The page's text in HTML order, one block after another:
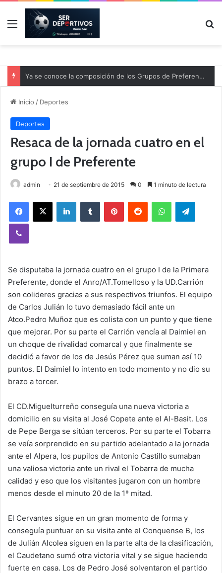
Menú
Ya se conoce la composición de los Grupos de Preferente y el calendario
Inicio / Deportes
Deportes
Resaca de la jornada cuatro en el
grupo I de Preferente
admin 21 de septiembre de 2015 0 1 minuto de lectura
Se disputaba la jornada cuatro en el grupo I de la Primera
Preferente, donde el Anro/AT.Tomelloso y la UD.Carrión
son colideres gracias a sus respectivos triunfos. El equipo
de Carlos Julián lo tuvo demasiado fácil ante un
Atco.Pedro Muñoz que es colista con un punto y que tiene
que mejorar. Por su parte el Carrión vencía al Daimiel en
un choque de rivalidad comarcal y que finalmente se
decidió a favor de los de Jesús Pérez que suman así 10
puntos. El Daimiel lo intento en todo momento y no dio su
brazo a torcer.
El CD.Miguelturreño conseguía una nueva victoria a
domicilio en su visita al José Copete ante el Al-Basit. Los
de Pepe Berga se sitúan terceros. Por su parte el Tobarra
se veía sorprendido en su partido adelantado a la jornada
ante el Alpera, los pupilos de Antonio Castillo sumaban
una valiosa victoria ante un rival el Tobarra de mucha
calidad y eso que los visitantes jugaron con un hombre
menos desde el minuto 20 de la 1º mitad.
El Cervantes sigue en un gran momento de forma y
conseguía puntuar en su visita ante el Conquense B, los
de Julián Alcolea siguen en la parte alta de la clasificación,
el Caudetano sumó otra victoria vital y se sigue haciendo
fuerte en casa. Los de Pedro José solventaron el partido